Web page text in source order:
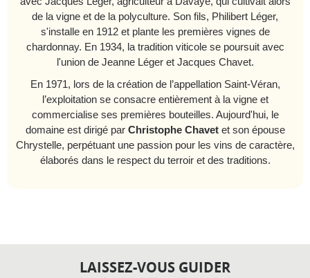
de la vigne et de la polyculture. Son fils, Philibert Léger,
s'installe en 1912 et plante les premières vignes de
chardonnay. En 1934, la tradition viticole se poursuit avec
l'union de Jeanne Léger et Jacques Chavet.
En 1971, lors de la création de l’appellation Saint-Véran,
l’exploitation se consacre entièrement à la vigne et
commercialise ses premières bouteilles. Aujourd'hui, le
domaine est dirigé par Christophe Chavetet son épouse
Chrystelle, perpétuant une passion pour les vins de caractère,
élaborés dans le respect du terroir et des traditions.
LAISSEZ-VOUS GUIDER